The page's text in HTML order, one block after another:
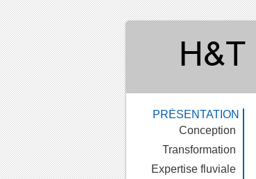
PRÉSENTATION
Conception
Transformation
Expertise fluviale